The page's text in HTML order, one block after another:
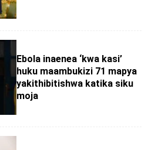
Ebola inaenea ‘kwa kasi’
huku maambukizi 71 mapya
yakithibitishwa katika siku
moja